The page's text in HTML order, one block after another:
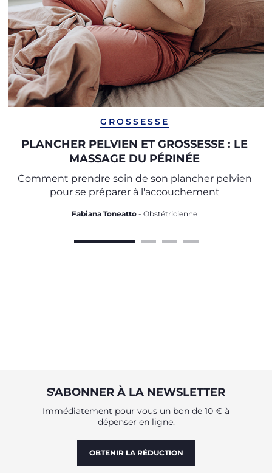
GROSSESSE
PLANCHER PELVIEN ET GROSSESSE : LE
MASSAGE DU PÉRINÉE
Comment prendre soin de son plancher pelvien
pour se préparer à l'accouchement
Fabiana Toneatto - Obstétricienne
S'ABONNER À LA NEWSLETTER
Immédiatement pour vous un bon de 10 € à
dépenser en ligne.
OBTENIR LA RÉDUCTION